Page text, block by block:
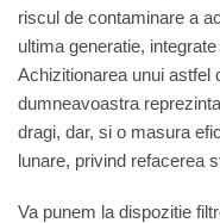
riscul de contaminare a
ultima generatie,
Achizitionarea unui astfel
dumneavoastra
dragi, dar, si o masura
lunare, privind refacerea
Va punem la dispozitie